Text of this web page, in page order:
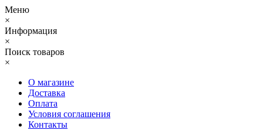
Меню
×
Информация
×
Поиск товаров
×
О магазине
Доставка
Оплата
Условия соглашения
Контакты